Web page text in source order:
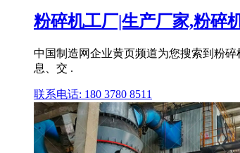
粉碎机工厂|生产厂家,粉碎
中国制造网企业黄页频道为您搜索到粉
息、交 .
联系电话: 180 3780 8511